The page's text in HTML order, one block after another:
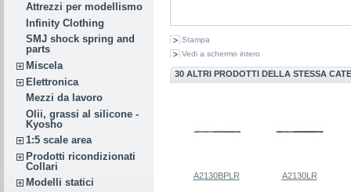
Attrezzi per modellismo
Infinity Clothing
SMJ shock spring and
parts
Miscela
Elettronica
Mezzi da lavoro
Olii, grassi al silicone -
Kyosho
1:5 scale area
Prodotti ricondizionati
Collari
Modelli statici
Stampa
Vedi a schermo intero
30 ALTRI PRODOTTI DELLA STESSA
A2130BPLR A2130LR